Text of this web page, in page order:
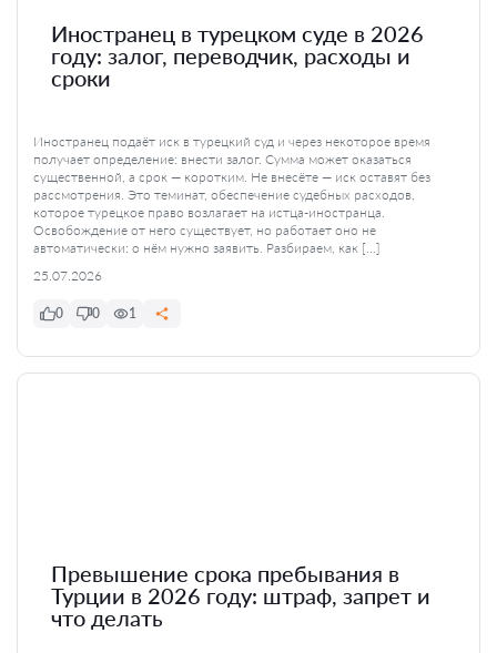
Иностранец в турецком суде в 2026
году: залог, переводчик, расходы и
сроки
Иностранец подаёт иск в турецкий суд и через некоторое время
получает определение: внести залог. Сумма может оказаться
существенной, а срок — коротким. Не внесёте — иск оставят без
рассмотрения. Это теминат, обеспечение судебных расходов,
которое турецкое право возлагает на истца-иностранца.
Освобождение от него существует, но работает оно не
автоматически: о нём нужно заявить. Разбираем, как […]
25.07.2026
0 0 1
Превышение срока пребывания в
Турции в 2026 году: штраф, запрет и
что делать